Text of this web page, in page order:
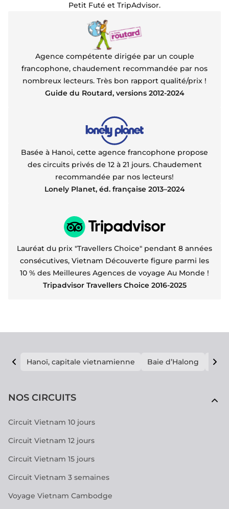
Petit Futé et TripAdvisor.
Agence compétente dirigée par un couple
francophone, chaudement recommandée par nos
nombreux lecteurs. Très bon rapport qualité/prix !
Guide du Routard, versions 2012-2024
Basée à Hanoi, cette agence francophone propose
des circuits privés de 12 à 21 jours. Chaudement
recommandée par nos lecteurs!
Lonely Planet, éd. française 2013–2024
Lauréat du prix "Travellers Choice" pendant 8 années
consécutives, Vietnam Découverte figure parmi les
10 % des Meilleures Agences de voyage Au Monde !
Tripadvisor Travellers Choice 2016-2025
Hanoï, capitale vietnamienne Baie d’Halong E
NOS CIRCUITS
Circuit Vietnam 10 jours
Circuit Vietnam 12 jours
Circuit Vietnam 15 jours
Circuit Vietnam 3 semaines
Voyage Vietnam Cambodge